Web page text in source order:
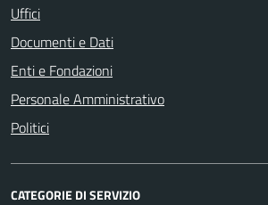
Uffici
Documenti e Dati
Enti e Fondazioni
Personale Amministrativo
Politici
CATEGORIE DI SERVIZIO